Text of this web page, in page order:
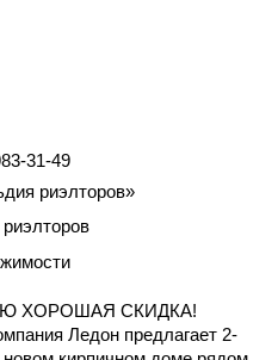
31-49
риэлторов»
ХОРОШАЯ СКИДКА!
Ледон предлaгaeт 2-